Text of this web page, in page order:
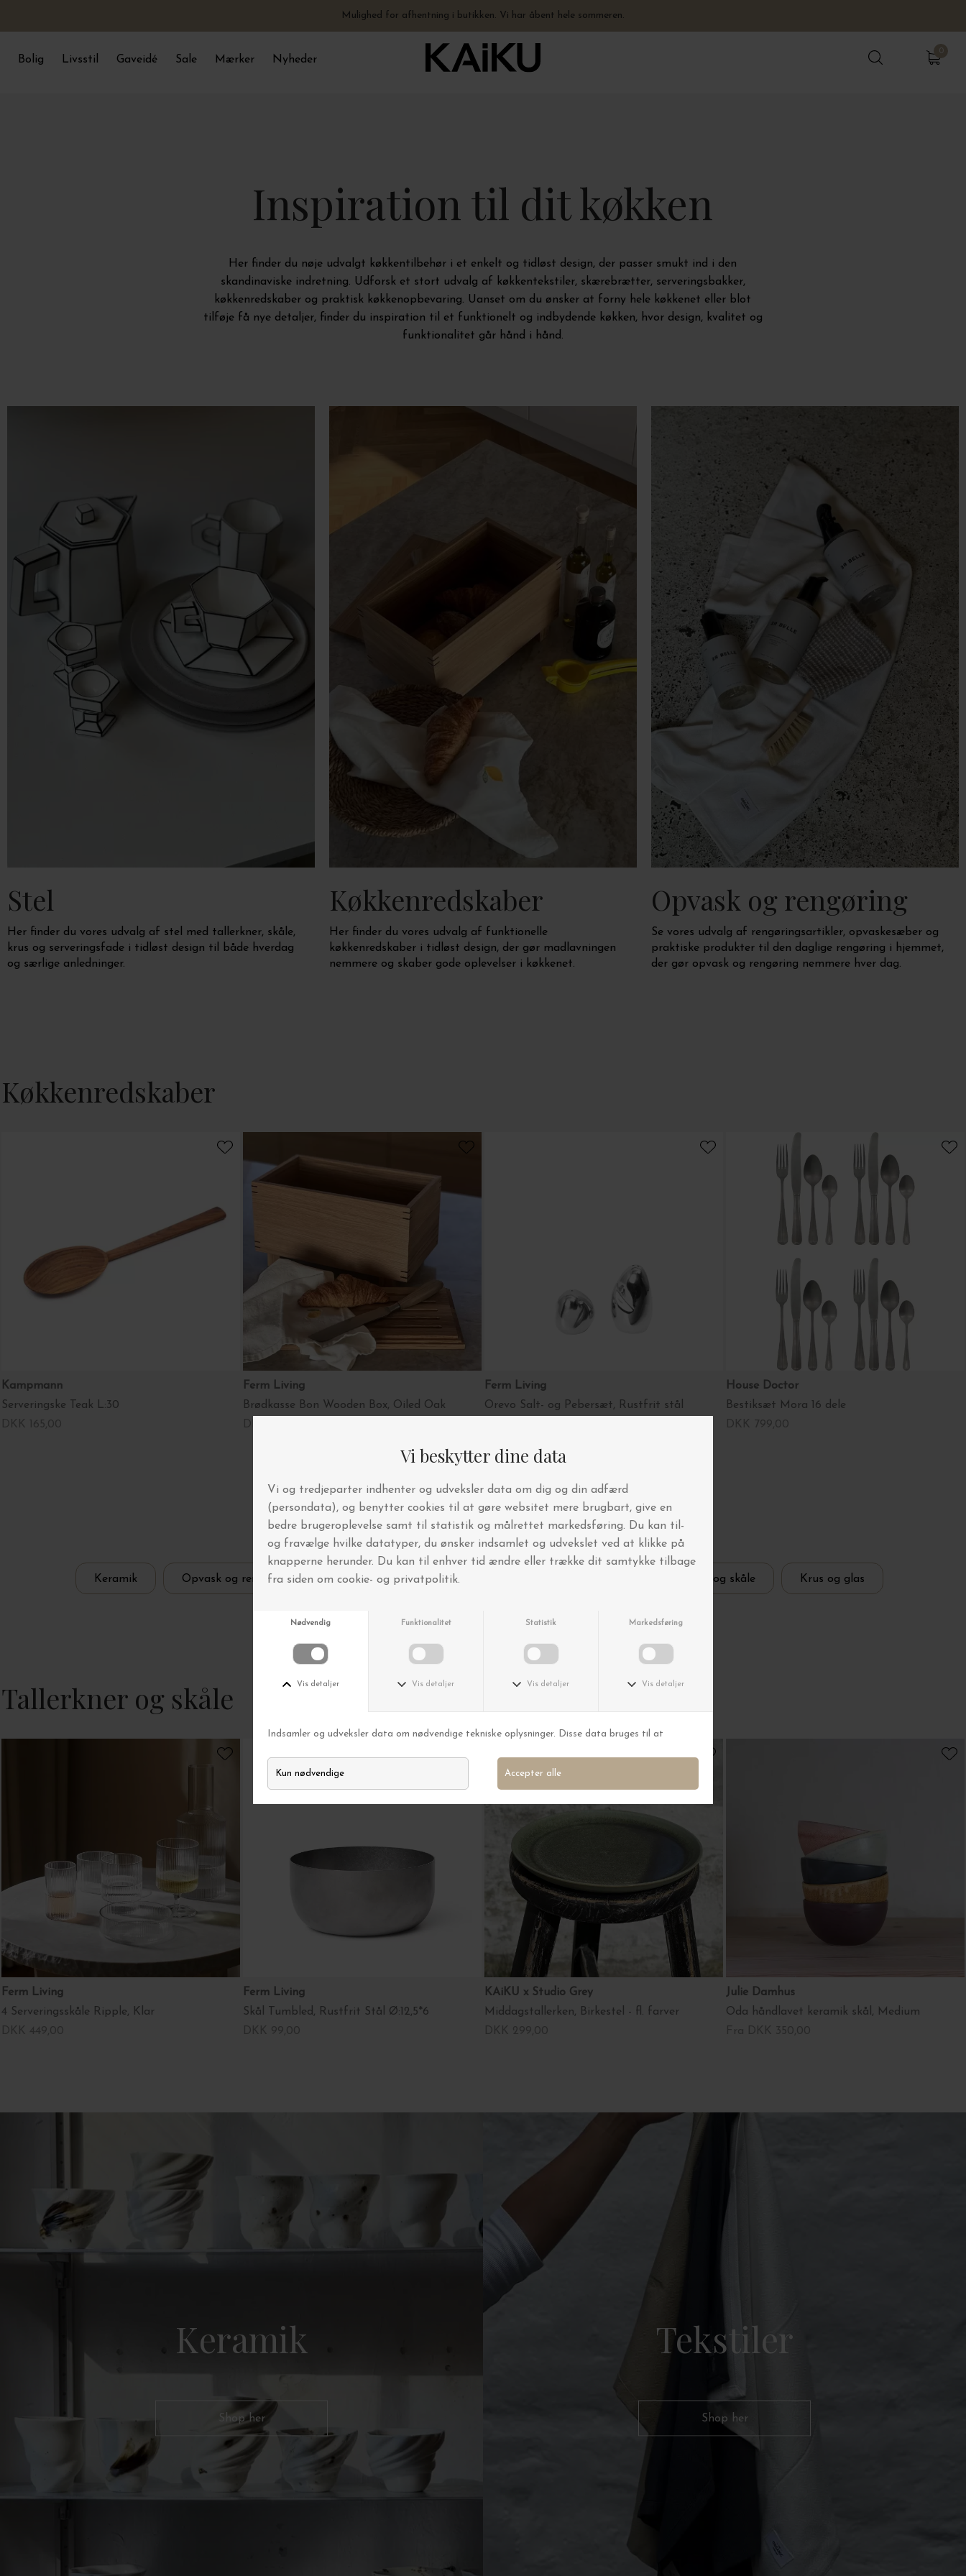
Fysisk butik åben hele sommeren - hverdage 10-17.30 + lørdage 10-15
Hurtig levering – vi sender på 0-1 hverdage. Åbent hele sommeren.
Mulighed for afhentning i butikken. Vi har åbent hele sommeren.
Gratis levering til pakkeshop ved køb over 499,-
Bolig Livsstil Gaveidé Sale Mærker Nyheder
0
Inspiration til dit køkken
Her finder du nøje udvalgt køkkentilbehør i et enkelt og tidløst design, der passer smukt ind i den
skandinaviske indretning. Udforsk et stort udvalg af køkkentekstiler, skærebrætter, serveringsbakker,
køkkenredskaber og praktisk køkkenopbevaring. Uanset om du ønsker at forny hele køkkenet eller blot
tilføje få nye detaljer, finder du inspiration til et funktionelt og indbydende køkken, hvor design, kvalitet og
funktionalitet går hånd i hånd.
Stel
Her finder du vores udvalg af stel med tallerkner, skåle,
krus og serveringsfade i tidløst design til
både hverdag
og særlige anledninger.
Køkkenredskaber
Her finder du vores udvalg af funktionelle
køkkenredskaber i tidløst design, der gør madlavningen
nemmere og skaber gode oplevelser i køkkenet.
Opvask og rengøring
Se vores udvalg af rengøringsartikler, opvaskesæber og
praktiske produkter til den daglige rengøring i hjemmet,
der gør opvask og rengøring nemmere hver dag.
Køkkenredskaber
Kampmann
Serveringske Teak L:30
Ferm Living
Brødkasse Bon Wooden Box, Oiled Oak
Ferm Living
Orevo Salt- og Pebersæt, Rustfrit stål
House Doctor
Bestiksæt Mora 16 dele
Vores bedst solgte kategorier
Keramik Opvask og rengøring Køkkenredskaber Tallerkner og skåle Krus og glas
Tallerkner og skåle
Ferm Living
4 Serveringsskåle Ripple, Klar
Ferm Living
Skål Tumbled, Rustfrit Stål Ø:12,5*6
KAiKU x Studio Grey
Middagstallerken, Birkestel - fl. farver
Julie Damhus
Oda håndlavet keramik skål, Medium
Keramik
Shop her
Tekstiler
Shop her